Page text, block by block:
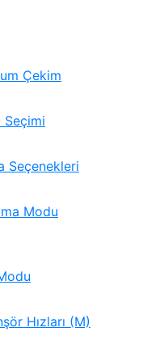
Çekim
Seçimi
Seçenekleri
Modu
Hızları (M)